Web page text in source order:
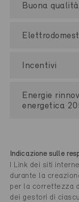
Buona
Incentivi
Energie
energetica
Indicazione sulle
I Link dei siti
durante la
per la correttezza
dei gestori di